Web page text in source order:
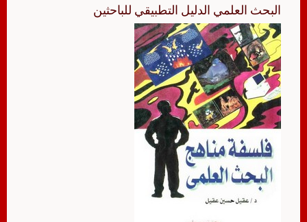
البحث العلمي الدليل التطبيقي للباحثين